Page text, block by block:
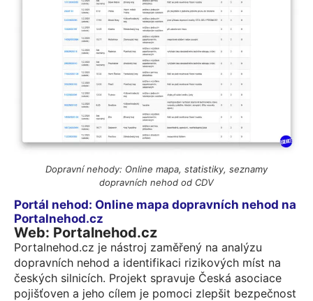
Dopravní nehody: Online mapa, statistiky, seznamy
dopravních nehod od CDV
Portál nehod: Online mapa dopravních nehod na
Portalnehod.cz
Web: Portalnehod.cz
Portalnehod.cz je nástroj zaměřený na analýzu
dopravních nehod a identifikaci rizikových míst na
českých silnicích. Projekt spravuje Česká asociace
pojišťoven a jeho cílem je pomoci zlepšit bezpečnost